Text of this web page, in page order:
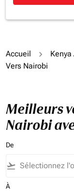
Accueil Kenya
Vers Nairobi
Meilleurs
Nairobi
De
flight_takeoff
À